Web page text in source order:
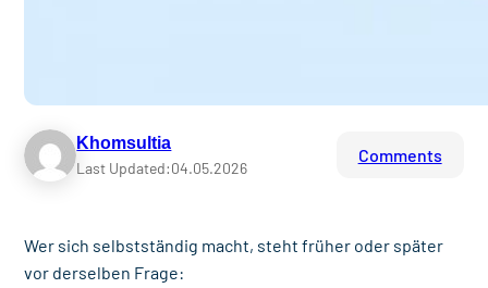
Khomsultia
Last Updated:04.05.2026
Comments
Wer sich selbstständig macht, steht früher oder später
vor derselben Frage: